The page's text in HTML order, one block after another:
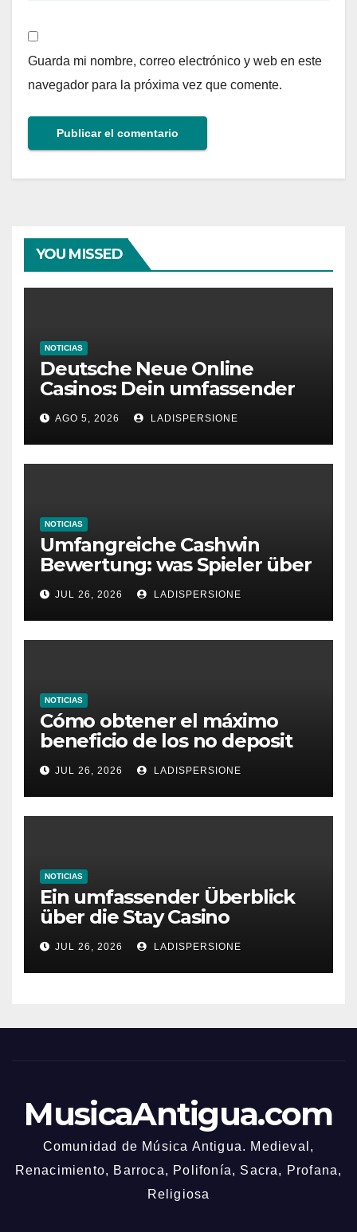
Guarda mi nombre, correo electrónico y web en este
navegador para la próxima vez que comente.
YOU MISSED
NOTICIAS
Deutsche Neue Online
Casinos: Dein umfassender
Ratgeber für moderne
Glücksspielplattformen
AGO 5, 2026 LADISPERSIONE
NOTICIAS
Umfangreiche Cashwin
Bewertung: was Spieler über
dieses Casino denken
JUL 26, 2026 LADISPERSIONE
NOTICIAS
Cómo obtener el máximo
beneficio de los no deposit
bonus codes de roby casino
JUL 26, 2026 LADISPERSIONE
NOTICIAS
Ein umfassender Überblick
über die Stay Casino
Bonusbedingungen
JUL 26, 2026 LADISPERSIONE
MusicaAntigua.com
Comunidad de Música Antigua. Medieval,
Renacimiento, Barroca, Polifonía, Sacra, Profana,
Religiosa